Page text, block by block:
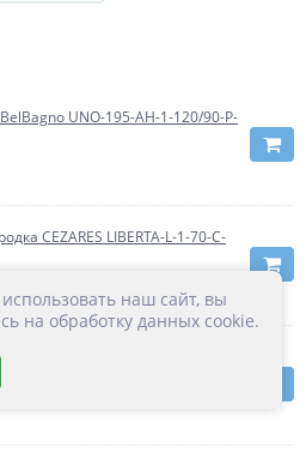
UNO-195-AH-1-120/90-P-
CEZARES LIBERTA-L-1-70-C-
UNO-195-AH-1-120/90-P-
наш сайт, вы
на обработку данных cookie.